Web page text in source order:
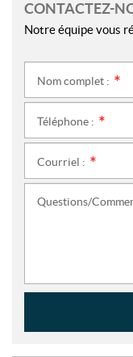
CONTACTEZ-
Notre équipe vous
Nom complet :
Téléphone :
Courriel :
Questions/